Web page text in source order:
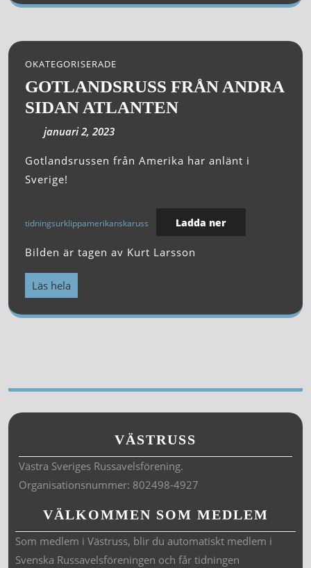
OKATEGORISERADE
GOTLANDSRUSS FRÅN ANDRA
SIDAN ATLANTEN
januari 2, 2023
Gotlandsrussen från Amerika har anlänt i
Sverige!
tidningsurklippamerikanskaruss Ladda ner
Bilden är tagen av Kurt Larsson
Läs hela
VÄSTRUSS
Västra Sveriges Russavelsförening.
Organisationsnummer: 802498-4927
VÄLKOMMEN SOM MEDLEM
Som medlem i Västruss, blir du automatiskt medlem i
Svenska Russavelsföreningen och får tidningen